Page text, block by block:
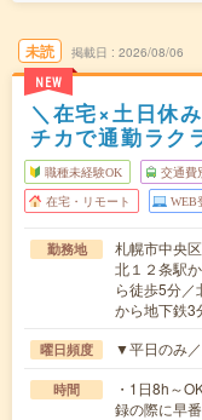
未読
NEW
掲載日 2026/08/06
＼在宅×土日休
チカで通勤ラク
職種未経験OK 交通費
在宅・リモート WEB
勤務地
札幌市中央区
北１２条駅
ら徒歩5分
から地下鉄3
曜日頻度 ▼平日のみ
時間
・1日8h～
録の際に早